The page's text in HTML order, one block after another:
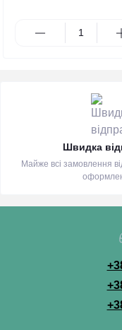
Швидка
Майже всі замовлення